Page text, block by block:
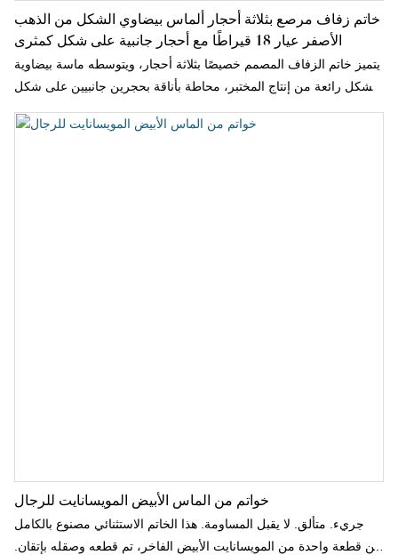
خاتم زفاف مرصع بثلاثة أحجار ألماس بيضاوي الشكل من الذهب
الأصفر عيار 18 قيراطًا مع أحجار جانبية على شكل كمثرى
يتميز خاتم الزفاف المصمم خصيصًا بثلاثة أحجار، ويتوسطه ماسة بيضاوية
الشكل رائعة من إنتاج المختبر، محاطة بأناقة بحجرين جانبيين على شكل
كمثرى، مما يمنحه مظهرًا خالدًا وفريدًا. مرصع في ذهب أصفر عيار 18
قيراطًا متألقًا، يجمع التصميم بين الفخامة الكلاسيكية والرقي العصري،
خواتم من الماس الأبيض المويسانايت للرجال
جريء. متألق. لا يقبل المساومة. هذا الخاتم الاستثنائي مصنوع بالكامل
من قطعة واحدة من المويسانايت الأبيض الفاخر، تم قطعه وصقله بإتقان.